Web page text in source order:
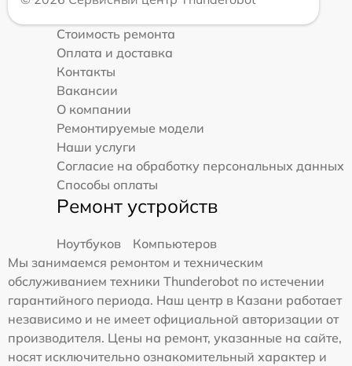
Стоимость ремонта
Оплата и доставка
Контакты
Вакансии
О компании
Ремонтируемые модели
Наши услуги
Согласие на обработку персональных данных
Способы оплаты
Ремонт устройств
Ноутбуков
Компьютеров
Мы занимаемся ремонтом и техническим
обслуживанием техники Thunderobot по истечении
гарантийного периода. Наш центр в Казани работает
независимо и не имеет официальной авторизации от
производителя. Цены на ремонт, указанные на сайте,
носят исключительно ознакомительный характер и